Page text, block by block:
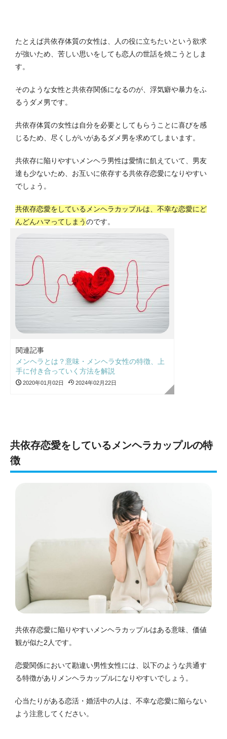
たとえば共依存体質の女性は、人の役に立ちたいという欲求
が強いため、苦しい思いをしても恋人の世話を焼こうとしま
す。
そのような女性と共依存関係になるのが、浮気癖や暴力をふ
るうダメ男です。
共依存体質の女性は自分を必要としてもらうことに喜びを感
じるため、尽くしがいがあるダメ男を求めてしまいます。
共依存に陥りやすいメンヘラ男性は愛情に飢えていて、男友
達も少ないため、お互いに依存する共依存恋愛になりやすい
でしょう。
共依存恋愛をしているメンヘラカップルは、不幸な恋愛にど
んどんハマってしまうのです。
関連記事
メンヘラとは？意味・メンヘラ女性の特徴、上
手に付き合っていく方法を解説
2020年01月02日 2024年02月22日
共依存恋愛をしているメンヘラカップルの特
徴
共依存恋愛に陥りやすいメンヘラカップルはある意味、価値
観が似た2人です。
恋愛関係において勘違い男性女性には、以下のような共通す
る特徴がありメンヘラカップルになりやすいでしょう。
心当たりがある恋活・婚活中の人は、不幸な恋愛に陥らない
よう注意してください。